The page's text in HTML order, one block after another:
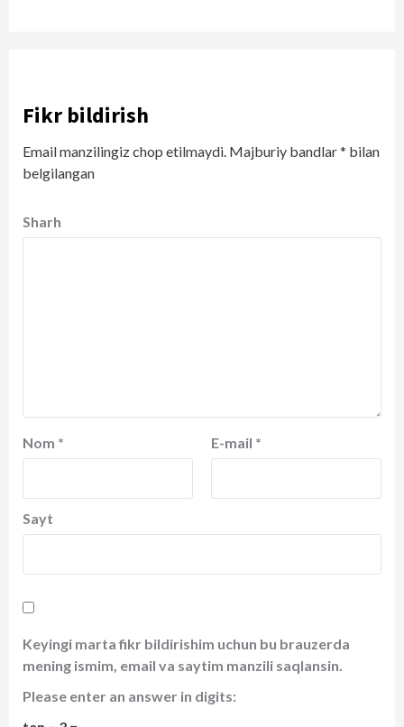
Fikr bildirish
Email manzilingiz chop etilmaydi. Majburiy bandlar* bilan
belgilangan
Sharh
Nom * E-mail *
Sayt
Keyingi marta fikr bildirishim uchun bu brauzerda
mening ismim, email va saytim manzili saqlansin.
Please enter an answer in digits: